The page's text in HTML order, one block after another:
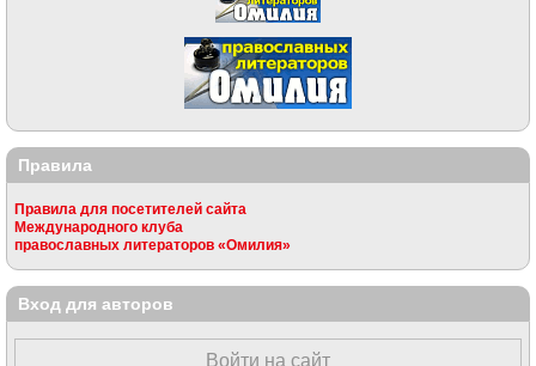
Правила
Правила для посетителей сайта
Международного клуба
православных литераторов «Омилия»
Вход для авторов
Войти на сайт